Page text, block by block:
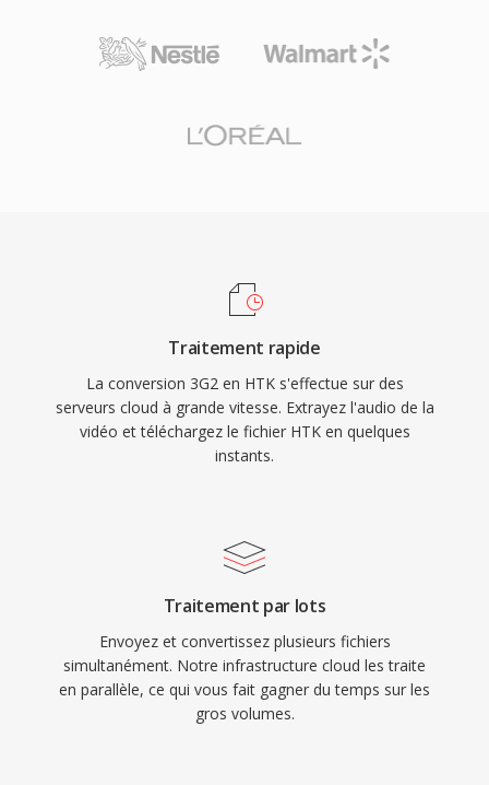
Traitement rapide
La conversion 3G2 en HTK s'effectue sur des
serveurs cloud à grande vitesse. Extrayez l'audio de la
vidéo et téléchargez le fichier HTK en quelques
instants.
Traitement par lots
Envoyez et convertissez plusieurs fichiers
simultanément. Notre infrastructure cloud les traite
en parallèle, ce qui vous fait gagner du temps sur les
gros volumes.